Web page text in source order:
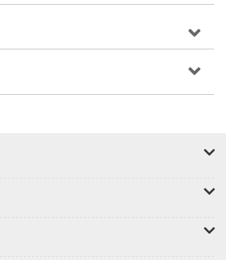
道課，讓企業家們不必花大錢去上
要翻開本書將透過豐富的實務分析
入全新的領域與思維！無論是想要
新建構既存事業的商務人士，都必
堂課 開啟你的專屬商業模式◎關鍵
日本老牌文具製造商PLUS，如
ASKUL，將過去的競爭對手轉化
關鍵重點：B to B 行銷實戰5重